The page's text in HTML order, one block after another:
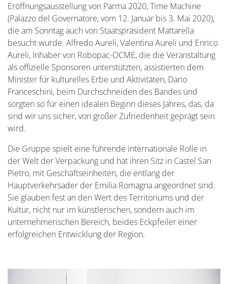
Eröffnungsausstellung von Parma 2020, Time Machine
(Palazzo del Governatore, vom 12. Januar bis 3. Mai 2020),
die am Sonntag auch von Staatspräsident Mattarella
besucht wurde. Alfredo Aureli, Valentina Aureli und Enrico
Aureli, Inhaber von Robopac-OCME, die die Veranstaltung
als offizielle Sponsoren unterstützten, assistierten dem
Minister für kulturelles Erbe und Aktivitäten, Dario
Franceschini, beim Durchschneiden des Bandes und
sorgten so für einen idealen Beginn dieses Jahres, das, da
sind wir uns sicher, von großer Zufriedenheit geprägt sein
wird.
Die Gruppe spielt eine führende internationale Rolle in
der Welt der Verpackung und hat ihren Sitz in Castel San
Pietro, mit Geschäftseinheiten, die entlang der
Hauptverkehrsader der Emilia Romagna angeordnet sind.
Sie glauben fest an den Wert des Territoriums und der
Kultur, nicht nur im künstlerischen, sondern auch im
unternehmerischen Bereich, beides Eckpfeiler einer
erfolgreichen Entwicklung der Region.